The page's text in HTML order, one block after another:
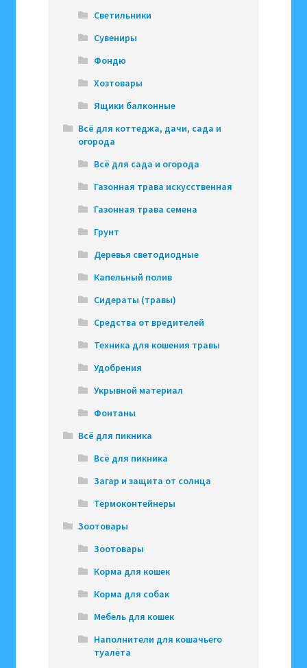
Светильники
Сувениры
Фондю
Хозтовары
Ящики балконные
Всё для коттеджа, дачи, сада и
огорода
Всё для сада и огорода
Газонная трава искусственная
Газонная трава семена
Грунт
Деревья светодиодные
Капельный полив
Сидераты (травы)
Средства от вредителей
Техника для кошения травы
Удобрения
Укрывной материал
Фонтаны
Всё для пикника
Всё для пикника
Загар и защита от солнца
Термоконтейнеры
Зоотовары
Зоотовары
Корма для кошек
Корма для собак
Мебель для кошек
Наполнители для кошачьего
туалета